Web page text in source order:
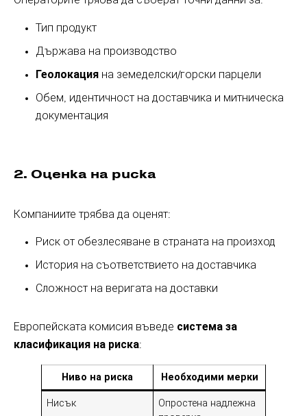
Тип продукт
Държава на производство
Геолокация на земеделски/горски парцели
Обем, идентичност на доставчика и митническа
документация
2. Оценка на риска
Компаниите трябва да оценят:
Риск от обезлесяване в страната на произход
История на съответствието на доставчика
Сложност на веригата на доставки
Европейската комисия въведе система за
класификация на риска:
Ниво на риска Необходими мерки
Нисък
Опростена надлежна